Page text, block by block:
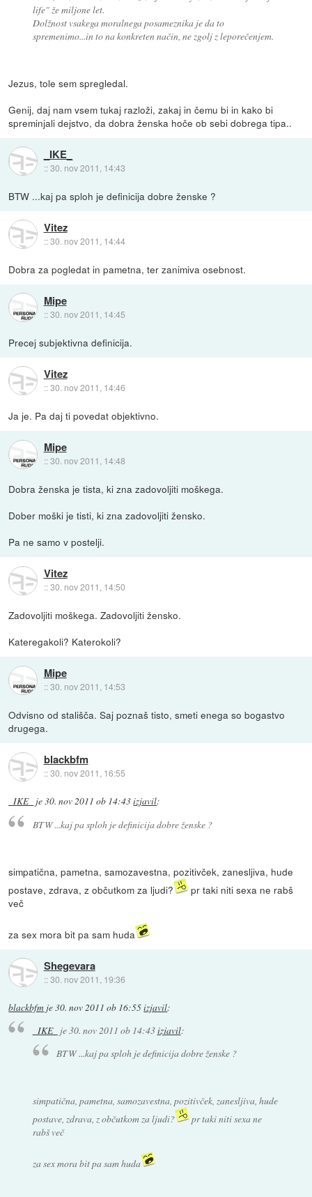
life" že miljone let.
Dolžnost vsakega moralnega posameznika je da to
spremenimo...in to na konkreten način, ne zgolj z leporečenjem.
Jezus, tole sem spregledal.
Genij, daj nam vsem tukaj razloži, zakaj in čemu bi in kako bi
spreminjali dejstvo, da dobra ženska hoče ob sebi dobrega tipa..
_IKE_
::30. nov 2011, 14:43
BTW ...kaj pa sploh je definicija dobre ženske ?
Vitez
::30. nov 2011, 14:44
Dobra za pogledat in pametna, ter zanimiva osebnost.
Mipe
::30. nov 2011, 14:45
Precej subjektivna definicija.
Vitez
::30. nov 2011, 14:46
Ja je. Pa daj ti povedat objektivno.
Mipe
::30. nov 2011, 14:48
Dobra ženska je tista, ki zna zadovoljiti moškega.
Dober moški je tisti, ki zna zadovoljiti žensko.
Pa ne samo v postelji.
Vitez
::30. nov 2011, 14:50
Zadovoljiti moškega. Zadovoljiti žensko.
Kateregakoli? Katerokoli?
Mipe
::30. nov 2011, 14:53
Odvisno od stališča. Saj poznaš tisto, smeti enega so bogastvo
drugega.
blackbfm
::30. nov 2011, 16:55
_IKE_ je30. nov 2011 ob 14:43izjavil:
BTW ...kaj pa sploh je definicija dobre ženske ?
simpatična, pametna, samozavestna, pozitivček, zanesljiva, hude
postave, zdrava, z občutkom za ljudi?
pr taki niti sexa ne rabš
več
za sex mora bit pa sam huda
Shegevara
::30. nov 2011, 19:36
blackbfm je30. nov 2011 ob 16:55izjavil:
_IKE_ je30. nov 2011 ob 14:43izjavil:
BTW ...kaj pa sploh je definicija dobre ženske ?
simpatična, pametna, samozavestna, pozitivček, zanesljiva, hude
postave, zdrava, z občutkom za ljudi?
pr taki niti sexa ne
rabš več
za sex mora bit pa sam huda